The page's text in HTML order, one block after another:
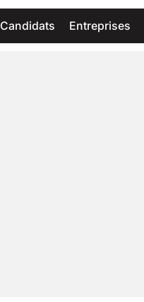
Candidats Entreprises